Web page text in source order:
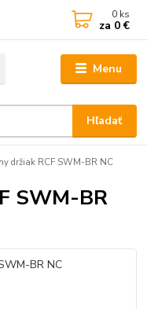
Menu
Hľadať
0 ks
za 0 €
držiak RCF SWM-BR NC
SWM-BR